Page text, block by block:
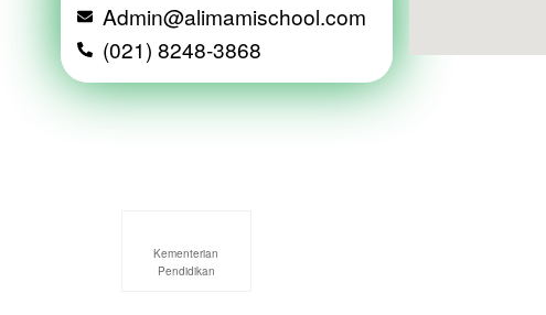
Admin@alimamischool.com
(021) 8248-3868
Kementerian
Pendidikan